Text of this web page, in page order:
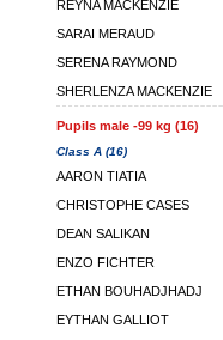
REYNA MACKENZIE
SARAI MERAUD
SERENA RAYMOND
SHERLENZA MACKENZIE
Pupils male -99 kg (16)
Class A (16)
AARON TIATIA
CHRISTOPHE CASES
DEAN SALIKAN
ENZO FICHTER
ETHAN BOUHADJHADJ
EYTHAN GALLIOT